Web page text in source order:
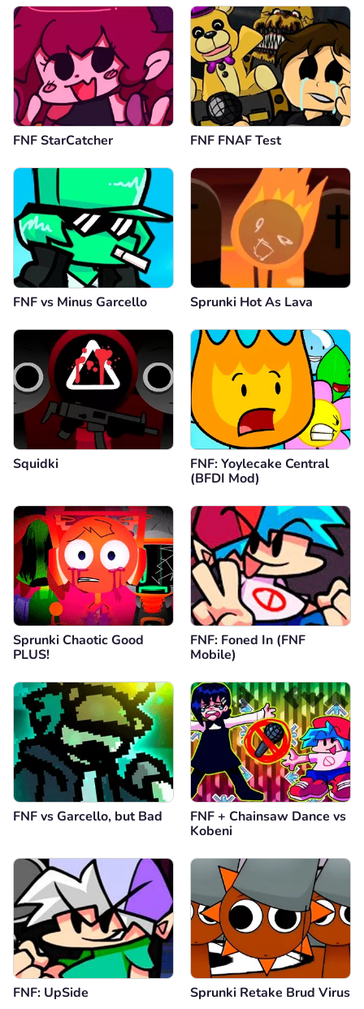
FNF StarCatcher FNF FNAF Test
FNF vs Minus Garcello Sprunki Hot As Lava
Squidki
FNF: Yoylecake Central
(BFDI Mod)
Sprunki Chaotic Good
PLUS!
FNF: Foned In (FNF
Mobile)
FNF vs Garcello, but Bad
FNF + Chainsaw Dance vs
Kobeni
FNF: UpSide Sprunki Retake Brud Virus